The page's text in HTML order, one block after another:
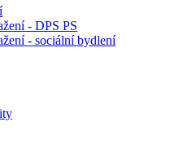
- DPS PS
- sociální bydlení